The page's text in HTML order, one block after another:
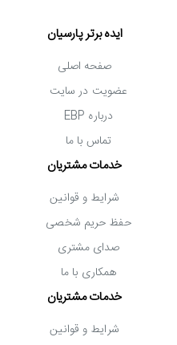
مانیتور برای مصارف
توجهی دارد و تمام
کیفیت ساخت به خوبی
کلیدی اینمانیتور FHD سامسونگ
اشاره کرد:
پنل خمیده (Curve) با درجه انحنای 1800R
صفحه نمایش 24 اینچ
پنل VA با زاویه دید 178 درجه (عمودی و افقی)
رزولوشن Full HD | 1920x1080 با نسبت تصویر 16:9
ایده برتر پارسیان
صفحه اصلی
عضویت در سایت
درباره EBP
تماس با ما
خدمات مشتریان
شرایط و قوانین
حفظ حریم شخصی
صدای مشتری
همکاری با ما
خدمات مشتریان
شرایط و قوانین